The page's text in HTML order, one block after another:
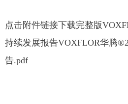
点击附件链接下载完整版
持续发展报告VOXFLOR华腾
告.pdf